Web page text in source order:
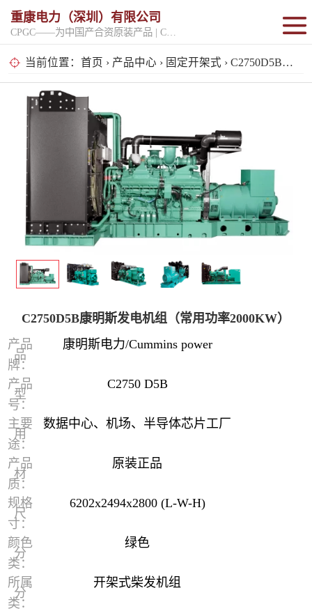
重康电力（深圳）有限公司
当前位置： 首页 › 产品中心 › 固定开架式 › C2750D5B康明斯发电机组（常用功率2000KW）
C2750D5B康明斯发电机组（常用功率2000KW）
产品
品
牌：
康明斯电力/Cummins power
产品
型
号：
C2750 D5B
主要
用
途：
数据中心、机场、半导体芯片工厂
产品
材
质：
原装正品
规格
尺
寸：
6202x2494x2800 (L-W-H)
颜色
分
类：
绿色
所属
分
类：
开架式柴发机组
固定开架式
超静音型
移动电站